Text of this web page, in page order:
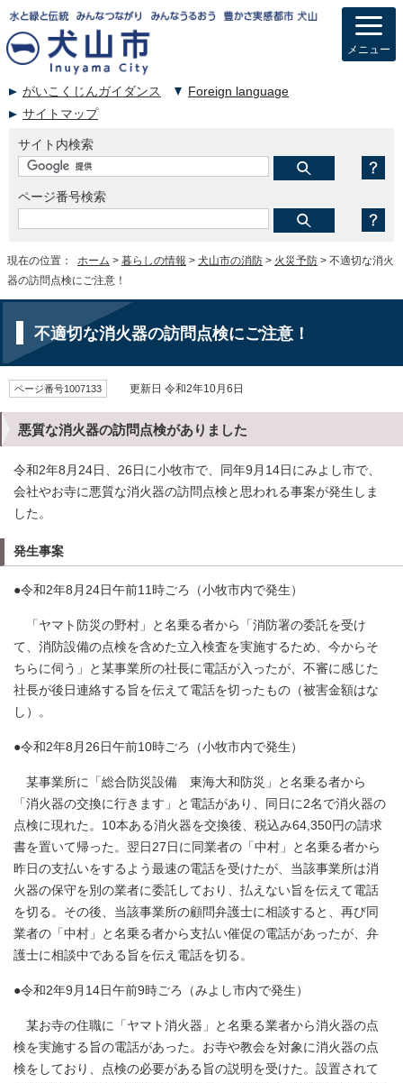
がいこくじんガイダンス
Foreign language
サイトマップ
サイト内検索
ページ番号検索
メニュー
現在の位置： ホーム > 暮らしの情報 > 犬山市の消防 > 火災予防 > 不適切な消火
器の訪問点検にご注意！
不適切な消火器の訪問点検にご注意！
ページ番号1007133 更新日 令和2年10月6日
悪質な消火器の訪問点検がありました
令和2年8月24日、26日に小牧市で、同年9月14日にみよし市で、
会社やお寺に悪質な消火器の訪問点検と思われる事案が発生しま
した。
発生事案
●令和2年8月24日午前11時ごろ（小牧市内で発生）
「ヤマト防災の野村」と名乗る者から「消防署の委託を受け
て、消防設備の点検を含めた立入検査を実施するため、今からそ
ちらに伺う」と某事業所の社長に電話が入ったが、不審に感じた
社長が後日連絡する旨を伝えて電話を切ったもの（被害金額はな
し）。
●令和2年8月26日午前10時ごろ（小牧市内で発生）
某事業所に「総合防災設備 東海大和防災」と名乗る者から
「消火器の交換に行きます」と電話があり、同日に2名で消火器の
点検に現れた。10本ある消火器を交換後、税込み64,350円の請求
書を置いて帰った。翌日27日に同業者の「中村」と名乗る者から
昨日の支払いをするよう最速の電話を受けたが、当該事業所は消
火器の保守を別の業者に委託しており、払えない旨を伝えて電話
を切る。その後、当該事業所の顧問弁護士に相談すると、再び同
業者の「中村」と名乗る者から支払い催促の電話があったが、弁
護士に相談中である旨を伝え電話を切る。
●令和2年9月14日午前9時ごろ（みよし市内で発生）
某お寺の住職に「ヤマト消火器」と名乗る業者から消火器の点
検を実施する旨の電話があった。お寺や教会を対象に消火器の点
検をしており、点検の必要がある旨の説明を受けた。設置されて